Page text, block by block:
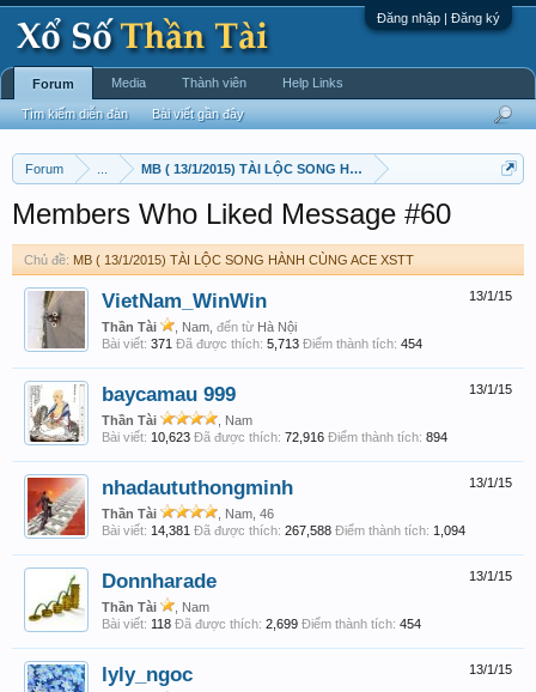
Đăng nhập | Đăng ký
Forum MB ( 13/1/2015) TÀI LỘC SONG HÀNH CÙNG ACE XSTT
Members Who Liked Message #60
Chủ đề: MB ( 13/1/2015) TÀI LỘC SONG HÀNH CÙNG ACE XSTT
13/1/15
VietNam_WinWin
Thần Tài , Nam, đến từ Hà Nội
Bài viết: 371 Đã được thích: 5,713 Điểm thành tích: 454
13/1/15
baycamau 999
Thần Tài
, Nam
Bài viết: 10,623 Đã được thích: 72,916 Điểm thành tích: 894
13/1/15
nhadaututhongminh
Thần Tài
, Nam, 46
Bài viết: 14,381 Đã được thích: 267,588 Điểm thành tích: 1,094
13/1/15
Donnharade
Thần Tài
, Nam
Bài viết: 118 Đã được thích: 2,699 Điểm thành tích: 454
13/1/15
lyly_ngoc
Forum
Tìm kiếm diễn đàn Bài viết gần đây
Media Thành viên Help Links